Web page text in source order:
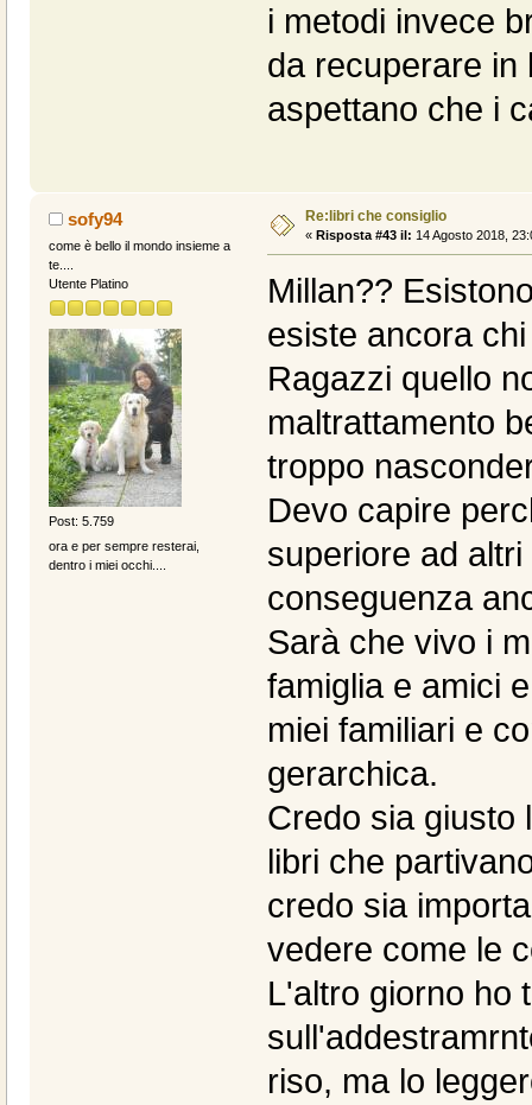
i metodi invece
da recuperare in
aspettano che i
sofy94
come è bello il mondo insieme a
te....
Utente Platino
Post: 5.759
ora e per sempre resterai,
dentro i miei occhi....
Re:libri che consiglio
« Risposta #43 il: 14 Agosto 2018,
Millan??
esiste ancora
Ragazzi quello
maltrattamento
troppo
Devo capire
superiore ad
conseguenza
Sarà che vivo i
famiglia e amici
miei familiari e
gerarchica.
Credo sia giusto
libri che
credo sia
vedere come le
L'altro giorno ho
riso, ma lo